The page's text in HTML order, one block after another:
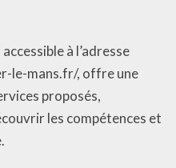
à l’adresse
le-mans.fr/, offre une
proposés,
les compétences et